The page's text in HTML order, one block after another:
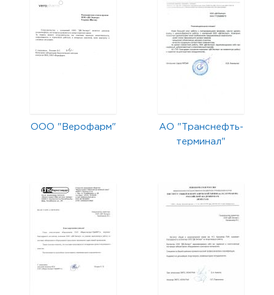
ООО "Верофарм"
АО "Транснефть-
терминал"